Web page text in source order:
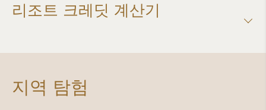
리조트 크레딧 계산기​
지역 탐험